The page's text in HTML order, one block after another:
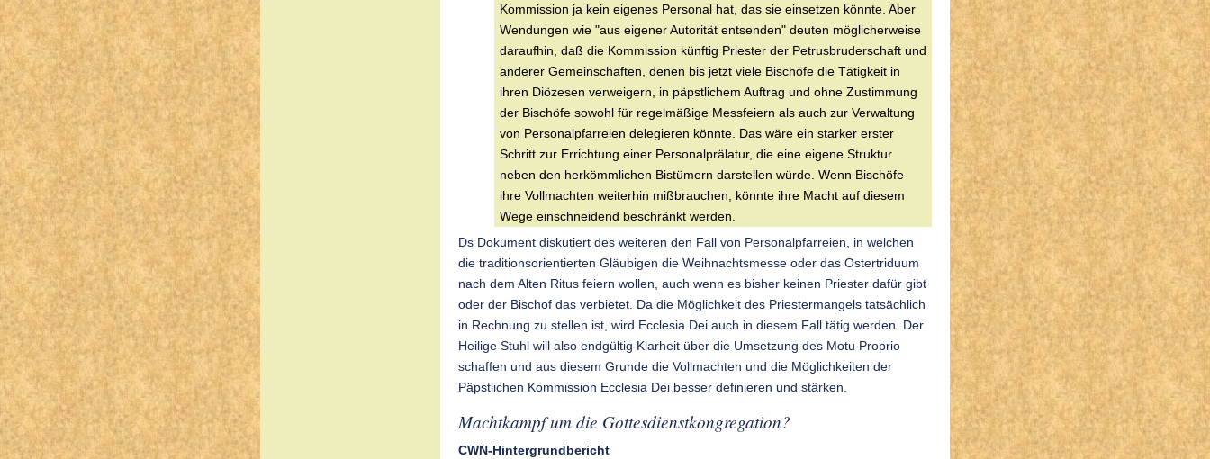
Kommission ja kein eigenes Personal hat, das sie einsetzen könnte. Aber
Wendungen wie "aus eigener Autorität entsenden" deuten möglicherweise
daraufhin, daß die Kommission künftig Priester der Petrusbruderschaft und
anderer Gemeinschaften, denen bis jetzt viele Bischöfe die Tätigkeit in
ihren Diözesen verweigern, in päpstlichem Auftrag und ohne Zustimmung
der Bischöfe sowohl für regelmäßige Messfeiern als auch zur Verwaltung
von Personalpfarreien delegieren könnte. Das wäre ein starker erster
Schritt zur Errichtung einer Personalprälatur, die eine eigene Struktur
neben den herkömmlichen Bistümern darstellen würde. Wenn Bischöfe
ihre Vollmachten weiterhin mißbrauchen, könnte ihre Macht auf diesem
Wege einschneidend beschränkt werden.
Ds Dokument diskutiert des weiteren den Fall von Personalpfarreien, in welchen
die traditionsorientierten Gläubigen die Weihnachtsmesse oder das Ostertriduum
nach dem Alten Ritus feiern wollen, auch wenn es bisher keinen Priester dafür gibt
oder der Bischof das verbietet. Da die Möglichkeit des Priestermangels tatsächlich
in Rechnung zu stellen ist, wird Ecclesia Dei auch in diesem Fall tätig werden. Der
Heilige Stuhl will also endgültig Klarheit über die Umsetzung des Motu Proprio
schaffen und aus diesem Grunde die Vollmachten und die Möglichkeiten der
Päpstlichen Kommission Ecclesia Dei besser definieren und stärken.
Machtkampf um die Gottesdienstkongregation?
CWN-Hintergrundbericht